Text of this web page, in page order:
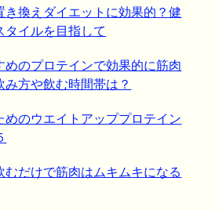
き換えダイエットに効果的？健
タイルを目指して
めのプロテインで効果的に筋肉
み方や飲む時間帯は？
めのウエイトアッププロテイン
むだけで筋肉はムキムキになる